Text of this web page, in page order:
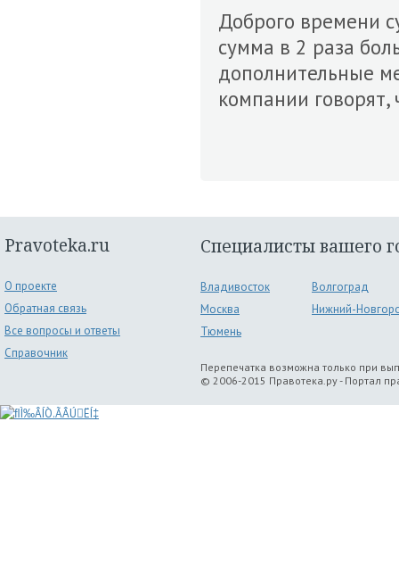
Доброго времени
сумма в 2 раза
дополнительные
компании говорят,
Pravoteka.ru
О проекте
Обратная связь
Все вопросы и ответы
Справочник
Специалисты вашего
Владивосток
Волгоград
Москва
Нижний-
Тюмень
Перепечатка возможна только при
© 2006-2015 Правотека.ру - Портал